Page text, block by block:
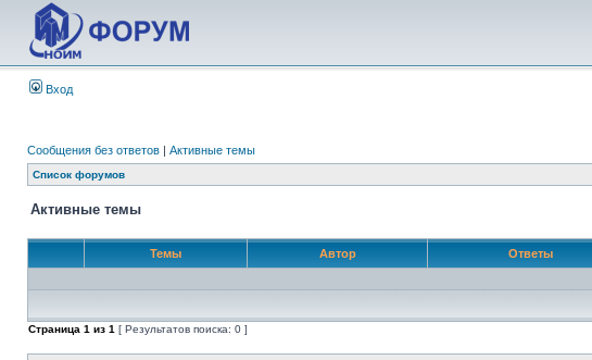
Вход
Сообщения без ответов | Активные темы
Список форумов
Активные темы
Темы Автор Ответы
Страница 1 из 1 [ Результатов поиска: 0 ]